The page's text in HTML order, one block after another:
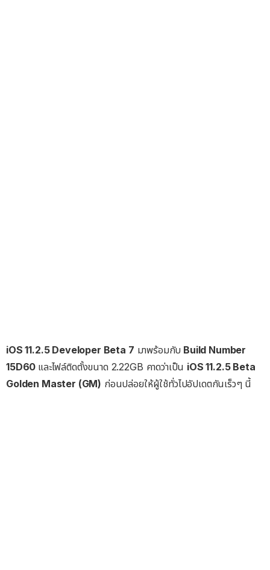
iOS 11.2.5 Developer Beta 7 มาพร้อมกับ Build Number
15D60 และไฟล์ติดตั้งขนาด 2.22GB คาดว่าเป็น iOS 11.2.5 Beta
Golden Master (GM) ก่อนปล่อยให้ผู้ใช้ทั่วไปอัปเดตกันเร็วๆ นี้